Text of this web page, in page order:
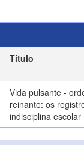
Título
Vida pulsante -
reinante: os
indisciplina escolar